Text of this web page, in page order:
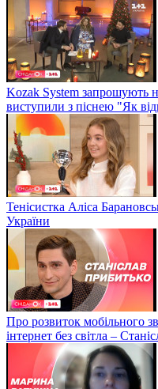
Kozak System запрошують
виступили з піснею "Як
Тенісистка Аліса
України
Про розвиток мобільного
інтернет без світла –